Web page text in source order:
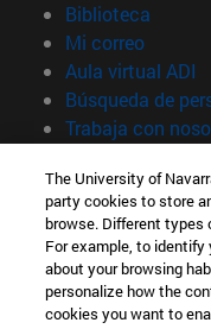
Biblioteca
Mi correo(abre
Aula virtual ADI
Búsqueda de
Trabaja con
Información
TFNO +34 948 42 56
¿QUÉ GRADO TE
¿QUÉ MÁSTER TE
© Universidad de
The University of
party cookies to store
browse. Different types
For example, to identify
about your browsing
personalize how the
cookies you want to